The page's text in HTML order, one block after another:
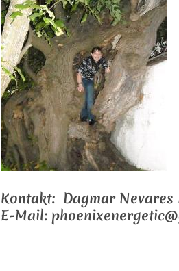
Kontakt: Dagmar Nevares
E-Mail: